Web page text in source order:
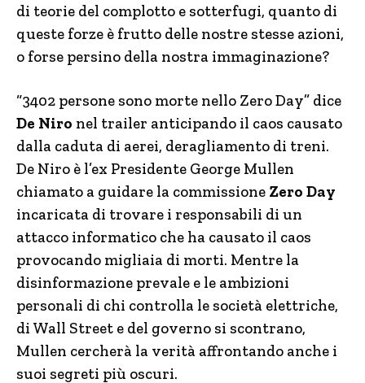
di teorie del complotto e sotterfugi, quanto di
queste forze è frutto delle nostre stesse azioni,
o forse persino della nostra immaginazione?
“3402 persone sono morte nello Zero Day” dice
De Niro nel trailer anticipando il caos causato
dalla caduta di aerei, deragliamento di treni.
De Niro è l’ex Presidente George Mullen
chiamato a guidare la commissione Zero Day
incaricata di trovare i responsabili di un
attacco informatico che ha causato il caos
provocando migliaia di morti. Mentre la
disinformazione prevale e le ambizioni
personali di chi controlla le società elettriche,
di Wall Street e del governo si scontrano,
Mullen cercherà la verità affrontando anche i
suoi segreti più oscuri.